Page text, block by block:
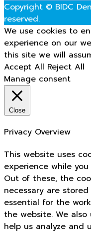
Copyright © BIDC
reserved.
We use cookies to
experience on our
this site we will
Accept All Reject All
Manage consent
Close
Privacy Overview
This website uses
experience while
Out of these, the
necessary are
essential for the
the website. We
help us analyze and